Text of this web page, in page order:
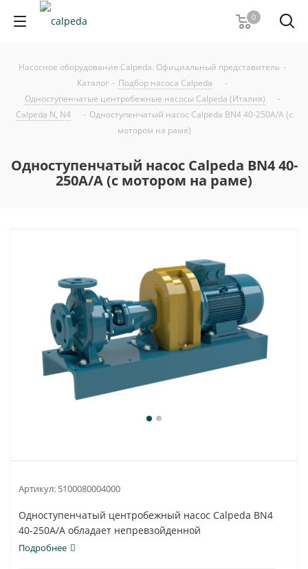
0
Насосное оборудование Calpeda. Официальный представитель -
Каталог - Подбор насоса Calpeda
-
Одноступенчатые центробежные насосы Calpeda (Италия)
-
Calpeda N, N4
- Одноступенчатый насос Calpeda BN4 40-250A/A (с
мотором на раме)
Одноступенчатый насос Calpeda BN4 40-
250A/A (с мотором на раме)
Артикул: 5100080004000
Одноступенчатый центробежный насос Calpeda BN4
40-250A/A обладает непревзойденной
универсальностью...
Подробнее